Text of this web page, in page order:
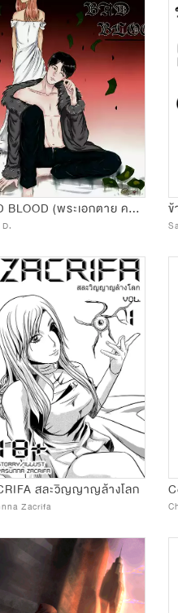
BAD BLOOD (พระเอกตาย คอนเทสต์)
สละวิญญาญล้างโลก
Zacrifa